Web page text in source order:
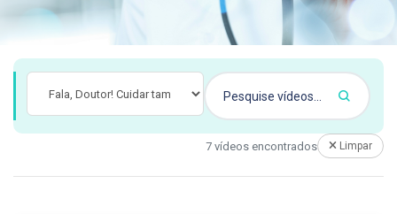
7 vídeos encontrados Limpar